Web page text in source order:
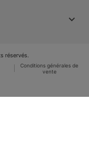

réservés.
Conditions générales de
vente